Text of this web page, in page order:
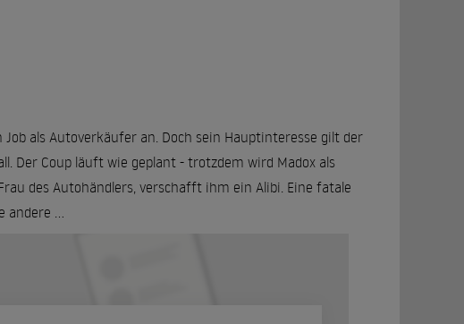
als Autoverkäufer an. Doch sein Hauptinteresse gilt der
Der Coup läuft wie geplant - trotzdem wird Madox als
des Autohändlers, verschafft ihm ein Alibi. Eine fatale
andere ...